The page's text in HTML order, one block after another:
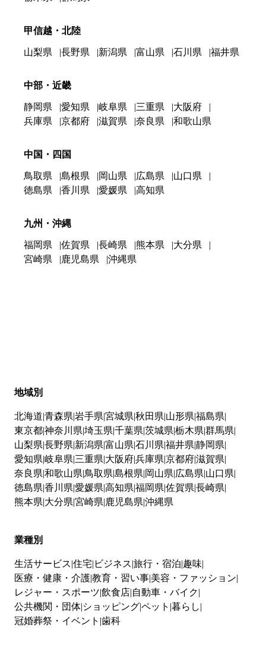
甲信越・北陸
山梨県 長野県 新潟県 富山県 石川県 福井県
中部・近畿
静岡県 愛知県 岐阜県 三重県
大阪府
兵庫県
京都府 滋賀県 奈良県 和歌山県
中国・四国
鳥取県 島根県 岡山県 広島県
山口県
徳島県
香川県 愛媛県 高知県
九州・沖縄
福岡県 佐賀県 長崎県 熊本県
大分県
宮崎県
鹿児島県 沖縄県
地域別
北海道 青森県 岩手県 宮城県 秋田県 山形県 福島県
東京都神奈川県 埼玉県 千葉県 茨城県 栃木県 群馬県
山梨県 長野県 新潟県 富山県 石川県 福井県 静岡県
愛知県 岐阜県 三重県 大阪府兵庫県 京都府滋賀県
奈良県 和歌山県 鳥取県 島根県 岡山県 広島県 山口県
徳島県 香川県 愛媛県 高知県 福岡県 佐賀県 長崎県
熊本県 大分県 宮崎県 鹿児島県 沖縄県
業種別
生活サービス 住宅 ビジネス 旅行・宿泊 趣味
医療・健康・介護教育・習い事 美容・ファッション
レジャー・スポーツ 飲食店 自動車・バイク
公共機関・団体 ショッピングペット 暮らし
冠婚葬祭・イベント 歯科